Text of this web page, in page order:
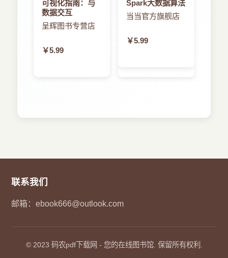
3．4．2 iOS 6身份验证 63
3．5 提交得分 65
3．5．1 在游戏“打仙人掌”中添加得分功能 67
3．5．3 得分挑战 71
4．1 iTunes Connect 75
4．6 添加成就钩子 82
4．7 完成横幅 83
4．9 在游戏“打仙人掌”中添加成就功能 85
4．9．3 可分多次获得的成就 89
可视化指南：与
数据交互
呈辉图书专营店
￥5.99
Spark大数据算法
当当官方旗舰店
￥5.99
联系我们
邮箱：ebook666@outlook.com
© 2023 码农pdf下载网 - 您的在线图书馆. 保留所有权利.